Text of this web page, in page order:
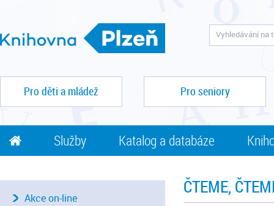
Pro děti a mládež Pro seniory
Služby Katalog a databáze
ČTEME,
Akce on-line